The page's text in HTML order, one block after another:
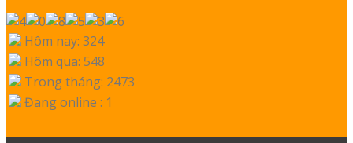
Hôm nay: 324
Hôm qua: 548
Trong tháng: 2473
Đang online : 1